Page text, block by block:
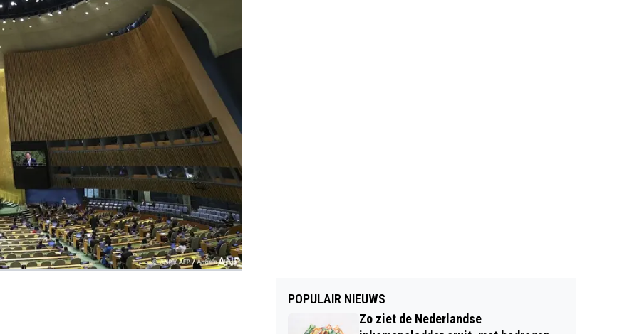
POPULAIR NIEUWS
Zo ziet de Nederlandse